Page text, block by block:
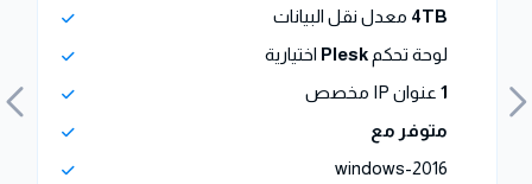
4TB معدل نقل البيانات
لوحة تحكم Plesk اختيارية
1 عنوان IP مخصص
متوفر مع
windows-2016